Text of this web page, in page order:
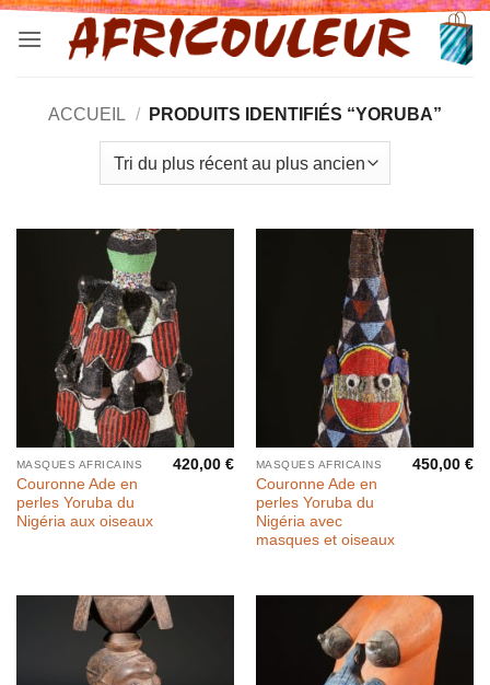
Passer
ACCUEIL / PRODUITS IDENTIFIÉS “YORUBA”
MASQUES AFRICAINS
Couronne Ade en
perles Yoruba du
Nigéria aux oiseaux
420,00€ MASQUES AFRICAINS
Couronne Ade en
perles Yoruba du
Nigéria avec
masques et oiseaux
450,00€